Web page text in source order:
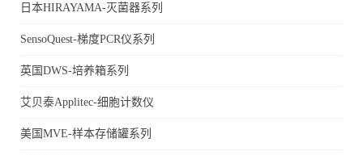
日本HIRAYAMA-灭菌器系列
SensoQuest-梯度PCR仪系列
英国DWS-培养箱系列
艾贝泰Applitec-细胞计数仪
美国MVE-样本存储罐系列